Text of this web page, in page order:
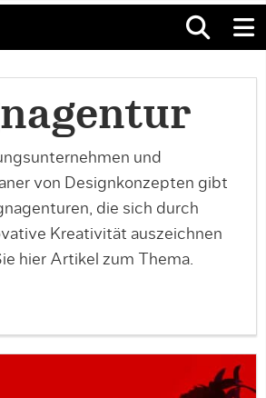
und
von Designkonzepten gibt
die sich durch
Kreativität auszeichnen
hier Artikel zum Thema.